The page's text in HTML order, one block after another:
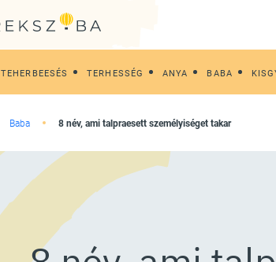
TEHERBEESÉS TERHESSÉG ANYA BABA
Baba 8 név, ami talpraesett személyiséget takar